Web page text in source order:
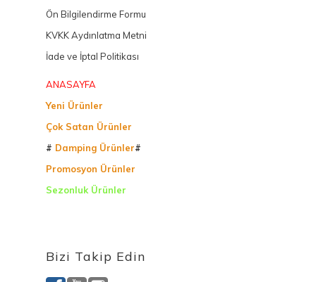
Ön Bilgilendirme Formu
KVKK Aydınlatma Metni
İade ve İptal Politikası
ANASAYFA
Yeni Ürünler
Çok Satan Ürünler
# Damping Ürünler#
Promosyon Ürünler
Sezonluk Ürünler
Bizi Takip Edin